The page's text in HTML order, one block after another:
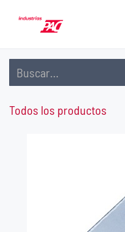
Todos los productos